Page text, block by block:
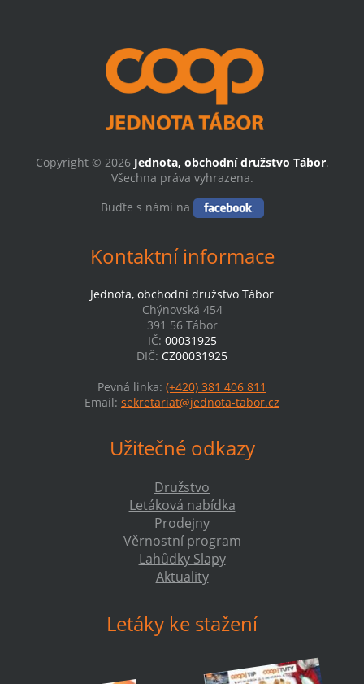
Copyright © 2026 Jednota, obchodní družstvo Tábor.
Všechna práva vyhrazena.
Buďte s námi na
Kontaktní informace
Jednota, obchodní družstvo Tábor
Chýnovská 454
391 56 Tábor
IČ: 00031925
DIČ: CZ00031925
Pevná linka: (+420) 381 406 811
Email: sekretariat@jednota-tabor.cz
Užitečné odkazy
Družstvo
Letáková nabídka
Prodejny
Věrnostní program
Lahůdky Slapy
Aktuality
Letáky ke stažení